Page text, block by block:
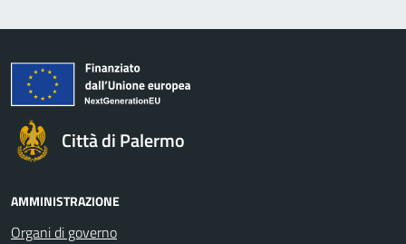
Città di Palermo
AMMINISTRAZIONE
Organi di governo